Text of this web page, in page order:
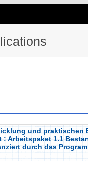
und praktischen
Arbeitspaket 1.1
durch das